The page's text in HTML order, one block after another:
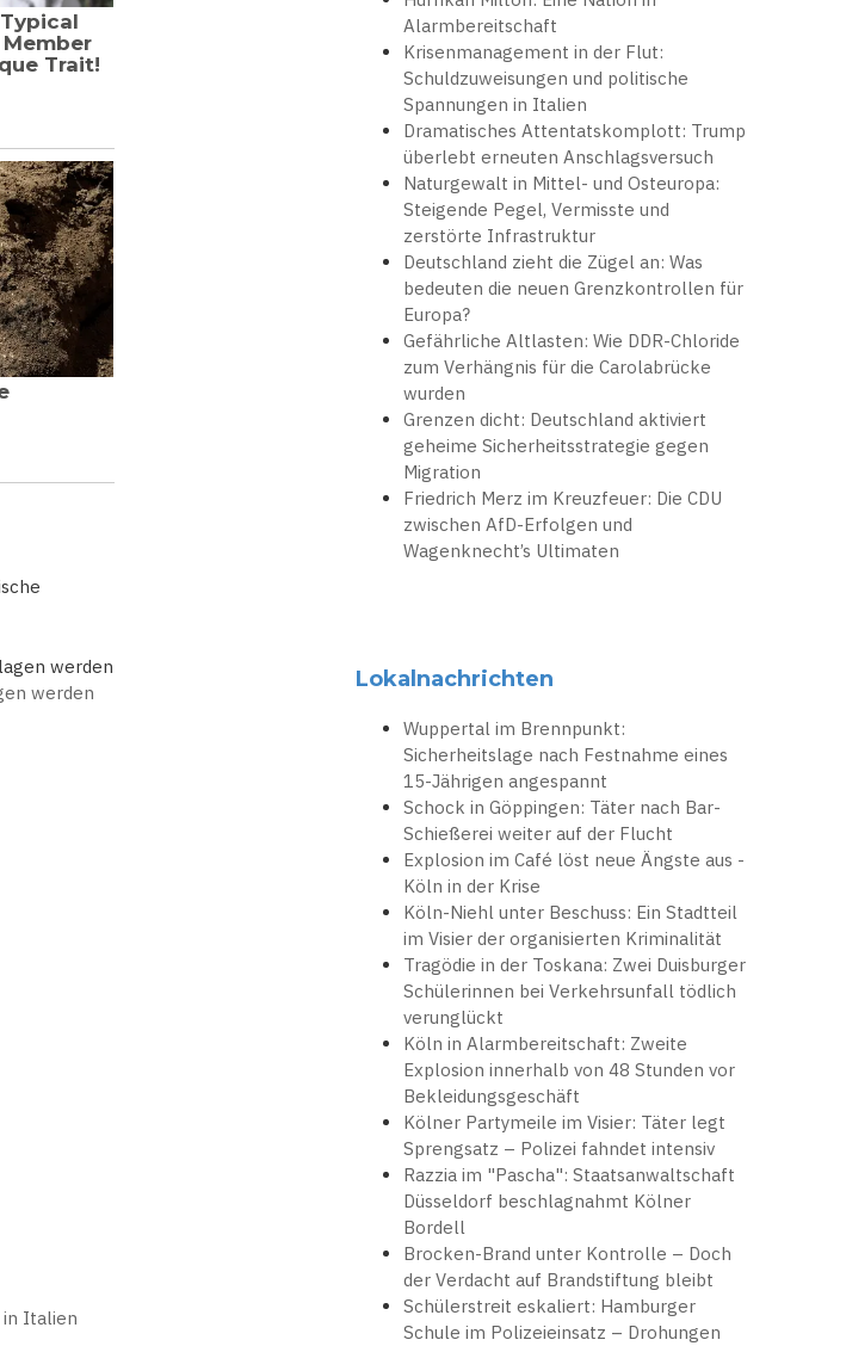
werden
in Italien
Alarmbereitschaft
Krisenmanagement in der Flut:
Schuldzuweisungen und politische
Spannungen in Italien
Dramatisches Attentatskomplott: Trump
überlebt erneuten Anschlagsversuch
Naturgewalt in Mittel- und Osteuropa:
Steigende Pegel, Vermisste und
zerstörte Infrastruktur
Deutschland zieht die Zügel an: Was
bedeuten die neuen Grenzkontrollen für
Europa?
Gefährliche Altlasten: Wie DDR-Chloride
zum Verhängnis für die Carolabrücke
wurden
Grenzen dicht: Deutschland aktiviert
geheime Sicherheitsstrategie gegen
Migration
Friedrich Merz im Kreuzfeuer: Die CDU
zwischen AfD-Erfolgen und
Wagenknecht’s Ultimaten
Lokalnachrichten
Wuppertal im Brennpunkt:
Sicherheitslage nach Festnahme eines
15-Jährigen angespannt
Schock in Göppingen: Täter nach Bar-
Schießerei weiter auf der Flucht
Explosion im Café löst neue Ängste aus -
Köln in der Krise
Köln-Niehl unter Beschuss: Ein Stadtteil
im Visier der organisierten Kriminalität
Tragödie in der Toskana: Zwei Duisburger
Schülerinnen bei Verkehrsunfall tödlich
verunglückt
Köln in Alarmbereitschaft: Zweite
Explosion innerhalb von 48 Stunden vor
Bekleidungsgeschäft
Kölner Partymeile im Visier: Täter legt
Sprengsatz – Polizei fahndet intensiv
Razzia im "Pascha": Staatsanwaltschaft
Düsseldorf beschlagnahmt Kölner
Bordell
Brocken-Brand unter Kontrolle – Doch
der Verdacht auf Brandstiftung bleibt
Schülerstreit eskaliert: Hamburger
Schule im Polizeieinsatz – Drohungen